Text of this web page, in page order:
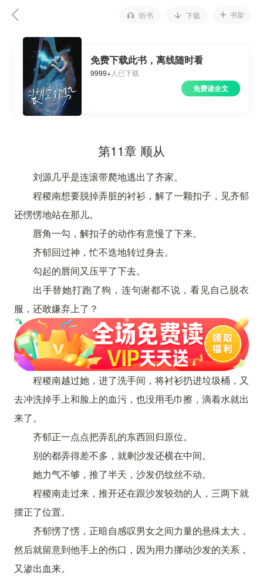
听书 下载 书架
免费下载此书，离线随时看
9999+人已下载
免费读全文
第11章 顺从
刘源几乎是连滚带爬地逃出了齐家。
程稷南想要脱掉弄脏的衬衫，解了一颗扣子，见齐郁
还愣愣地站在那儿。
唇角一勾，解扣子的动作有意慢了下来。
齐郁回过神，忙不迭地转过身去。
勾起的唇间又压平了下去。
出手替她打跑了狗，连句谢都不说，看见自己脱衣
服，还敢嫌弃上了？
程稷南越过她，进了洗手间，将衬衫扔进垃圾桶，又
去冲洗掉手上和脸上的血污，也没用毛巾擦，滴着水就出
来了。
齐郁正一点点把弄乱的东西回归原位。
别的都弄得差不多，就剩沙发还横在中间。
她力气不够，推了半天，沙发仍纹丝不动。
程稷南走过来，推开还在跟沙发较劲的人，三两下就
摆正了位置。
齐郁愣了愣，正暗自感叹男女之间力量的悬殊太大，
然后就留意到他手上的伤口，因为用力挪动沙发的关系，
又渗出血来。